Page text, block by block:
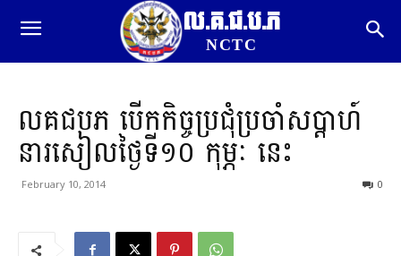
ល.គ.ជ.ប.ភ
NCTC
លគជបភ បើកកិច្ចប្រជុំប្រចាំសប្តាហ៍
នារសៀលថ្ងៃទី១០ កុម្ភៈ នេះ
February 10, 2014 0